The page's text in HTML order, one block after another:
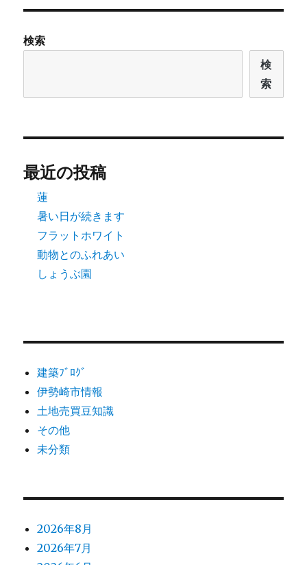
ン
検索
検
索
最近の投稿
蓮
暑い日が続きます
フラットホワイト
動物とのふれあい
しょうぶ園
建築ﾌﾞﾛｸﾞ
伊勢崎市情報
土地売買豆知識
その他
未分類
2026年8月
2026年7月